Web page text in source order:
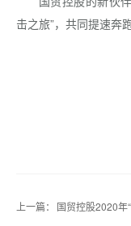
击之旅”，共同提速奔
上一篇： 国贸控股2020年